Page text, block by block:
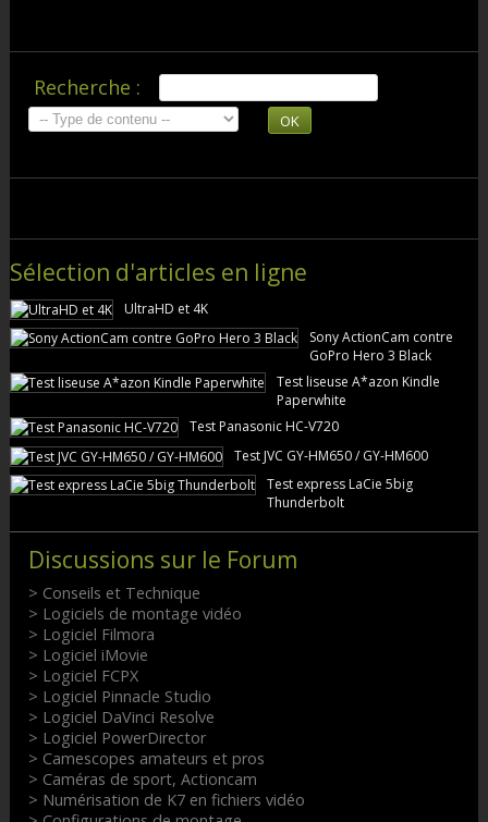
Recherche :
OK
Sélection d'articles en ligne
UltraHD et 4K
Sony ActionCam contre
GoPro Hero 3 Black
Test liseuse A*azon Kindle
Paperwhite
Test Panasonic HC-V720
Test JVC GY-HM650 / GY-HM600
Test express LaCie 5big
Thunderbolt
Discussions sur le Forum
> Conseils et Technique
> Logiciels de montage vidéo
> Logiciel Filmora
> Logiciel iMovie
> Logiciel FCPX
> Logiciel Pinnacle Studio
> Logiciel DaVinci Resolve
> Logiciel PowerDirector
> Camescopes amateurs et pros
> Caméras de sport, Actioncam
> Numérisation de K7 en fichiers vidéo